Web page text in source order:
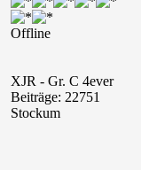
Offline
XJR - Gr. C 4ever
Beiträge: 22751
Stockum